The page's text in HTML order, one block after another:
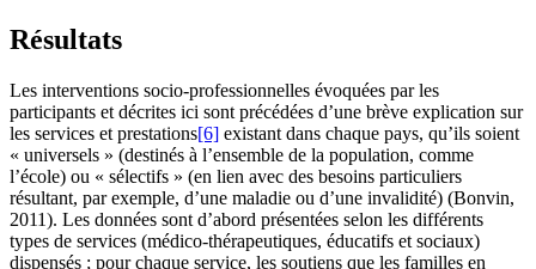
Résultats
Les interventions socio-professionnelles évoquées par les
participants et décrites ici sont précédées d’une brève explication sur
les services et prestations[6] existant dans chaque pays, qu’ils soient
« universels » (destinés à l’ensemble de la population, comme
l’école) ou « sélectifs » (en lien avec des besoins particuliers
résultant, par exemple, d’une maladie ou d’une invalidité) (Bonvin,
2011). Les données sont d’abord présentées selon les différents
types de services (médico-thérapeutiques, éducatifs et sociaux)
dispensés ; pour chaque service, les soutiens que les familles en